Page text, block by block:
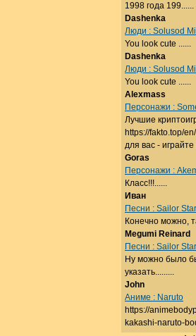
1998 года 199......
Dashenka
Люди : Solusod
You look cute ......
Dashenka
Люди : Solusod
You look cute ......
Alexmass
Персонажи :
Лучшие
https://fakto.top/
для вас -
Goras
Персонажи :
Класс!!!......
Иван
Песни : Sailor
Конечно можно,
Megumi Reinard
Песни : Sailor
Ну можно было
указать.........
John
Аниме : Naruto
https://
kakashi-naruto-